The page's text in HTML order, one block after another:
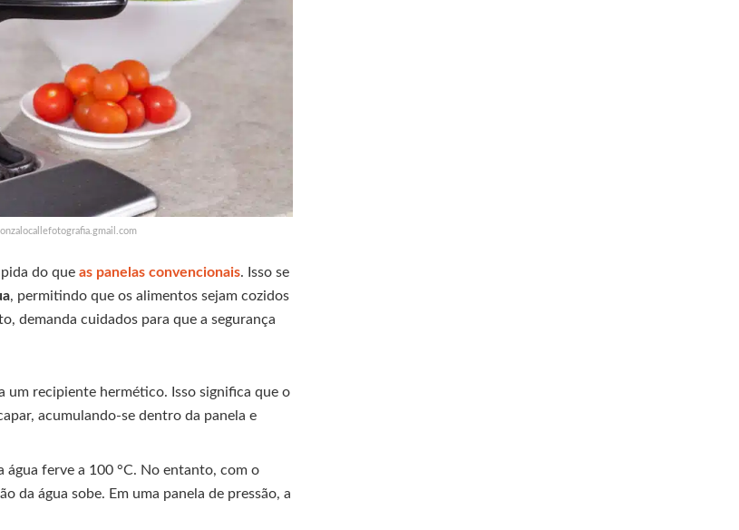
do que as panelas convencionais. Isso se
, permitindo que os alimentos sejam cozidos
demanda cuidados para que a segurança
um recipiente hermético. Isso significa que o
acumulando-se dentro da panela e
água ferve a 100 °C. No entanto, com o
da água sobe. Em uma panela de pressão, a